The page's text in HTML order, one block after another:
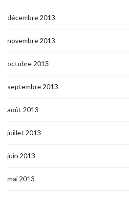
décembre 2013
novembre 2013
octobre 2013
septembre 2013
août 2013
juillet 2013
juin 2013
mai 2013